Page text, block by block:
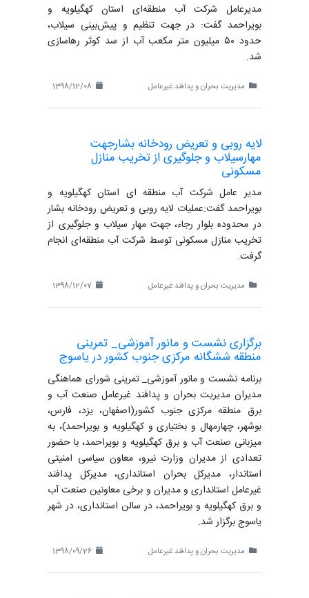
مدیرعامل شرکت آب منطقه‌ای استان کهگیلویه و
بویراحمد گفت: در جهت تنظیم و پیش‌بینی سیلاب،
حدود ۵۰ میلیون متر مکعب آب از سد کوثر رهاسازی
شد.
مدیریت بحران و پدافند غیرعامل
لایه روبی و تعریض رودخانه بشارجهت
مهارسیلاب و جلوگیری از تخریب منازل
مسکونی
مدیر عامل شرکت آب منطقه ای استان کهگیلویه و
بویراحمد گفت:عملیات لایه روبی و تعریض رودخانه بشار
در محدوده بلوار رجاء، جهت مهار سیلاب و جلوگیری از
تخریب منازل مسکونی توسط شرکت آب منطقه‌ای انجام
گرفت.
مدیریت بحران و پدافند غیرعامل
برگزاری نشست و مانور آموزشی_ تمرینی
منطقه ششگانه مرکزی جنوب کشور در یاسوج
برنامه نشست و مانور آموزشی_ تمرینی شورای هماهنگی
مدیران مدیریت بحران و پدافند غیرعامل صنعت آب و
برق منطقه مرکزی جنوب کشور(اصفهان، یزد، فارس،
بوشهر، چهارمهال و بختیاری و کهگیلویه و بویراحمد)، به
میزبانی صنعت آب و برق کهگیلویه و بویراحمد، با حضور
تعدادی از مدیران وزارت نیرو، معاون سیاسی امنیتی
استاندار، مدیرکل بحران استانداری، مدیرکل پدافند
غیرعامل استانداری و مدیران و برخی معاونین صنعت آب
و برق کهگیلویه و بویراحمد، در سالن استانداری، در شهر
یاسوج برگزار شد.
مدیریت بحران و پدافند غیرعامل